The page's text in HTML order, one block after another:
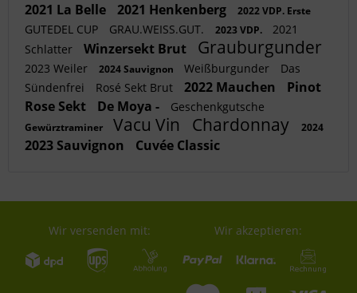
2021 La Belle 2021 Henkenberg 2022 VDP. Erste
GUTEDEL CUP GRAU.WEISS.GUT. 2023 VDP.
2021
Schlatter
Winzersekt Brut Grauburgunder
2023 Weiler 2024 Sauvignon Weißburgunder
Das
Sündenfrei
Rosé Sekt Brut 2022 Mauchen
Pinot
Rose Sekt
De Moya - Geschenkgutsche
Gewürztraminer Vacu Vin Chardonnay 2024
2023 Sauvignon Cuvée Classic
Wir versenden mit: Wir akzeptieren: